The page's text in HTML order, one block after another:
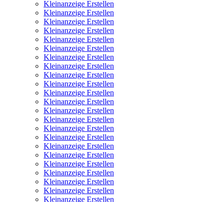
Kleinanzeige Erstellen
Kleinanzeige Erstellen
Kleinanzeige Erstellen
Kleinanzeige Erstellen
Kleinanzeige Erstellen
Kleinanzeige Erstellen
Kleinanzeige Erstellen
Kleinanzeige Erstellen
Kleinanzeige Erstellen
Kleinanzeige Erstellen
Kleinanzeige Erstellen
Kleinanzeige Erstellen
Kleinanzeige Erstellen
Kleinanzeige Erstellen
Kleinanzeige Erstellen
Kleinanzeige Erstellen
Kleinanzeige Erstellen
Kleinanzeige Erstellen
Kleinanzeige Erstellen
Kleinanzeige Erstellen
Kleinanzeige Erstellen
Kleinanzeige Erstellen
Kleinanzeige Erstellen